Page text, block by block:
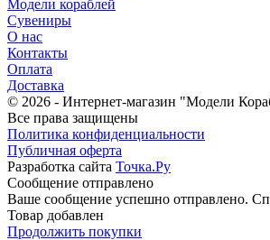
Модели кораблей
Сувениры
О нас
Контакты
Оплата
Доставка
© 2026 - Интернет-магазин "Модели
Все права защищены
Политика конфиденциальности
Публичная оферта
Разработка сайта Точка.Ру
Сообщение отправлено
Ваше сообщение успешно отправлено.
Товар добавлен
Продолжить покупки